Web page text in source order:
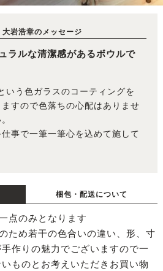
大岩浩章のメッセージ
ラルな清潔感があるボウルで
いう色ガラスのコーティングを
すので色落ちの心配はありませ
事で一筆一筆心を込めて施して
梱包・配送について
点のみとなります
ため若干の色合いの違い、形、寸
作りの魅力でございますので一
ものとお考えいただきお買い物